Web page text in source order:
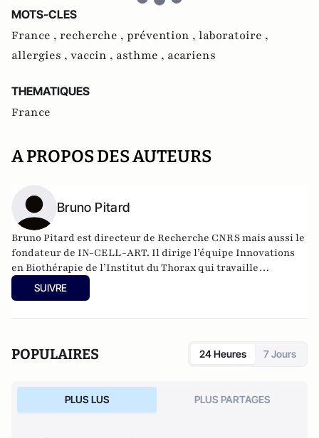
MOTS-CLES
France , recherche , prévention , laboratoire ,
allergies , vaccin , asthme , acariens
THEMATIQUES
France
A PROPOS DES AUTEURS
Bruno Pitard
Bruno Pitard est directeur de Recherche CNRS mais aussi le
fondateur de IN-CELL-ART. Il dirige l’équipe Innovations
en Biothérapie de l’Institut du Thorax quitravaille
actuellement au test d'un vaccin qui serait capable de guérir
l'asthme allergique.
SUIVRE
POPULAIRES 24 Heures 7 Jours
PLUS LUS PLUS PARTAGES